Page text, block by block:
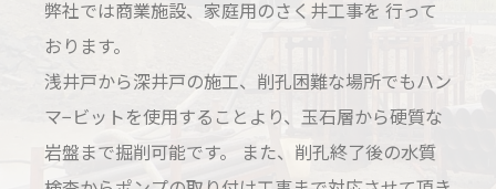
弊社では商業施設、家庭用のさく井工事を 行って
おります。
浅井⼾から深井⼾の施工、削孔困難な場所でもハン
マ−ビットを使用することより、玉石層から硬質な
岩盤まで掘削可能です。 また、削孔終了後の水質